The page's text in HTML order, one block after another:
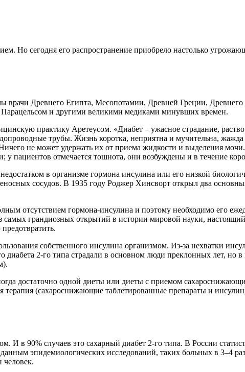
Но сегодня его распространение приобрело настолько
Древнего Египта, Месопотамии, Древней Греции,
и другими великими медиками минувших времен.
практику Аретеусом. «Диабет – ужасное страдание,
трубы. Жизнь коротка, неприятна и мучительна,
не может удержать их от приема жидкости и выделения
у пациентов отмечается тошнота, они возбуждены и в течение
в организме гормона инсулина или его низкой
сосудов. В 1935 году Роджер Хинсворт открыл два
отсутствием гормона-инсулина и поэтому необходимо его
самых грандиозных открытий в истории мировой науки,
собственного инсулина организмом. Из-за нехватки
2-го типа страдали в основном люди преклонных лет, но
достаточно одной диеты или диеты с приемом
(сахароснижающие таблетированные препараты и
И в 90% случаев это сахарный диабет 2‑го типа. В России
эпидемиологических исследований, таких больных в 3–4
человек.